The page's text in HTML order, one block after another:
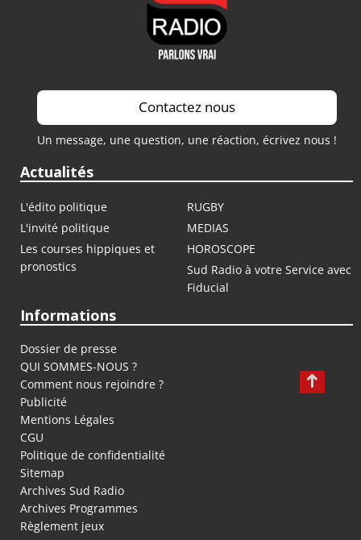
Contactez nous
Un message, une question, une réaction, écrivez nous !
Actualités
L'édito politique
RUGBY
L'invité politique
MEDIAS
Les courses hippiques et
pronostics
HOROSCOPE
Sud Radio à votre Service avec
Fiducial
Informations
Dossier de presse
QUI SOMMES-NOUS ?
Comment nous rejoindre ?
Publicité
Mentions Légales
CGU
Politique de confidentialité
Sitemap
Archives Sud Radio
Archives Programmes
Règlement jeux